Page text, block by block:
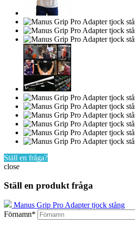
Ställ en fråga?
close
Ställ en produkt fråga
Manus Grip Pro Adapter tjock stång
Förnamn*